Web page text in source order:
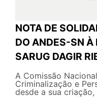
NOTA DE
DO ANDES-SN À
SARUG DAGIR
A Comissão
Criminalização e
desde a sua